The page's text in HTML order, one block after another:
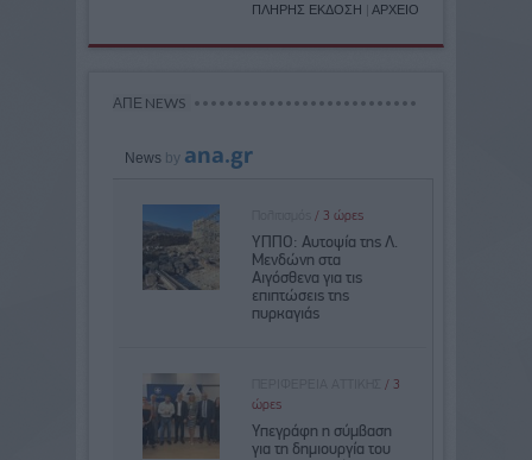
ΠΛΗΡΗΣ ΕΚΔΟΣΗ
ΑΡΧΕΙΟ
ΑΠΕ NEWS